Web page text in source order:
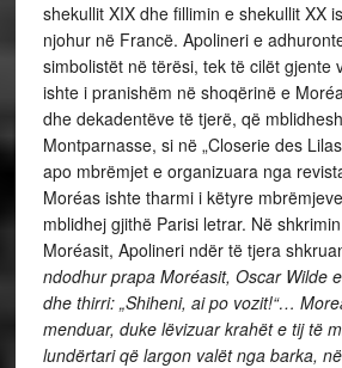
shekullit XIX dhe fillimin e shekullit XX
njohur në Francë. Apolineri e
simbolistët në tërësi, tek të cilët gjente
ishte i pranishëm në shoqërinë e
dhe dekadentëve të tjerë, që
Montparnasse, si në „Closerie des
apo mbrëmjet e organizuara nga
Moréas ishte tharmi i këtyre
mblidhej gjithë Parisi letrar. Në
Moréasit, Apolineri ndër të tjera
ndodhur prapa Moréasit, Oscar Wilde
dhe thirri: „Shiheni, ai po vozit!“…
menduar, duke lëvizuar krahët e tij të
lundërtari që largon valët nga barka,